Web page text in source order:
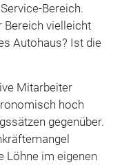
Bereich.
Bereich vielleicht
Autohaus? Ist die
Mitarbeiter
hoch
gegenüber.
Löhne im eigenen